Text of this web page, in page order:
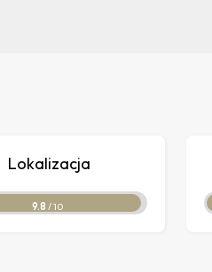
Lokalizacja
9.8 / 10